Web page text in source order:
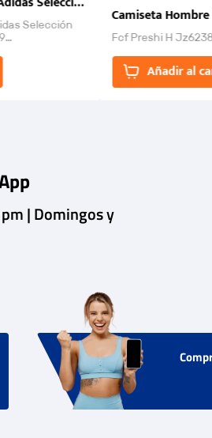
Selección
Camiseta
Fcf Preshi H
Añadir al
| Domingos y